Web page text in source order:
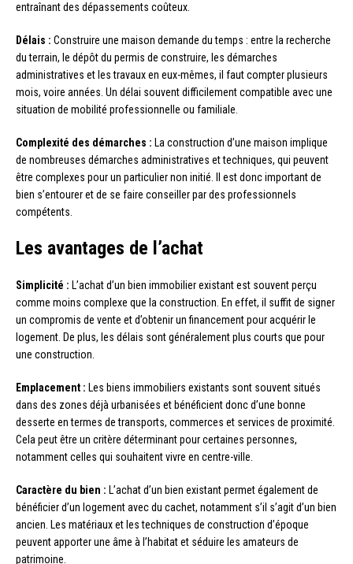
entraînant des dépassements coûteux.
Délais : Construire une maison demande du temps : entre la recherche
du terrain, le dépôt du permis de construire, les démarches
administratives et les travaux en eux-mêmes, il faut compter plusieurs
mois, voire années. Un délai souvent difficilement compatible avec une
situation de mobilité professionnelle ou familiale.
Complexité des démarches : La construction d’une maison implique
de nombreuses démarches administratives et techniques, qui peuvent
être complexes pour un particulier non initié. Il est donc important de
bien s’entourer et de se faire conseiller par des professionnels
compétents.
Les avantages de l’achat
Simplicité : L’achat d’un bien immobilier existant est souvent perçu
comme moins complexe que la construction. En effet, il suffit de signer
un compromis de vente et d’obtenir un financement pour acquérir le
logement. De plus, les délais sont généralement plus courts que pour
une construction.
Emplacement : Les biens immobiliers existants sont souvent situés
dans des zones déjà urbanisées et bénéficient donc d’une bonne
desserte en termes de transports, commerces et services de proximité.
Cela peut être un critère déterminant pour certaines personnes,
notamment celles qui souhaitent vivre en centre-ville.
Caractère du bien : L’achat d’un bien existant permet également de
bénéficier d’un logement avec du cachet, notamment s’il s’agit d’un bien
ancien. Les matériaux et les techniques de construction d’époque
peuvent apporter une âme à l’habitat et séduire les amateurs de
patrimoine.